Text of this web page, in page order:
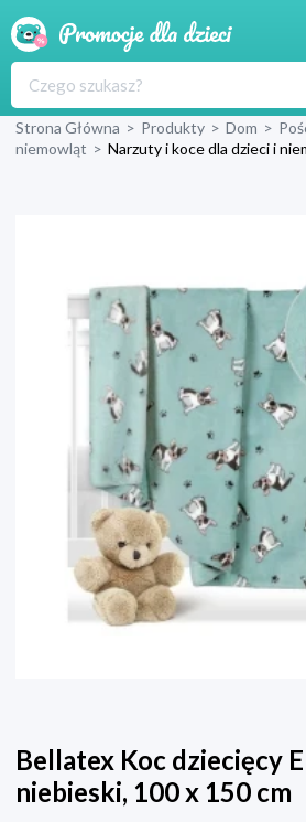
Produkty
Wyprawka
Strona Główna > Produkty > Dom >
niemowląt > Narzuty i koce dla dzieci i
Bellatex Koc dziecięcy
niebieski, 100 x 150 cm